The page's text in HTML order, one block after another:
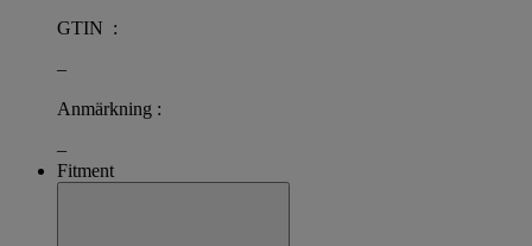
GTIN :
–
Anmärkning :
–
Fitment